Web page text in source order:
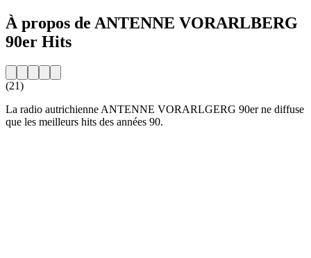
À propos de ANTENNE VORARLBERG
90er Hits
(21)
La radio autrichienne ANTENNE VORARLGERG 90er ne diffuse
que les meilleurs hits des années 90.